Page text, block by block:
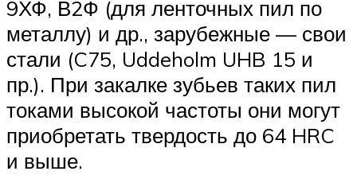
9ХФ, В2Ф (для ленточных пил по
металлу) и др., зарубежные — свои
стали (C75, Uddeholm UHB 15 и
пр.). При закалке зубьев таких пил
токами высокой частоты они могут
приобретать твердость до 64 HRC
и выше.